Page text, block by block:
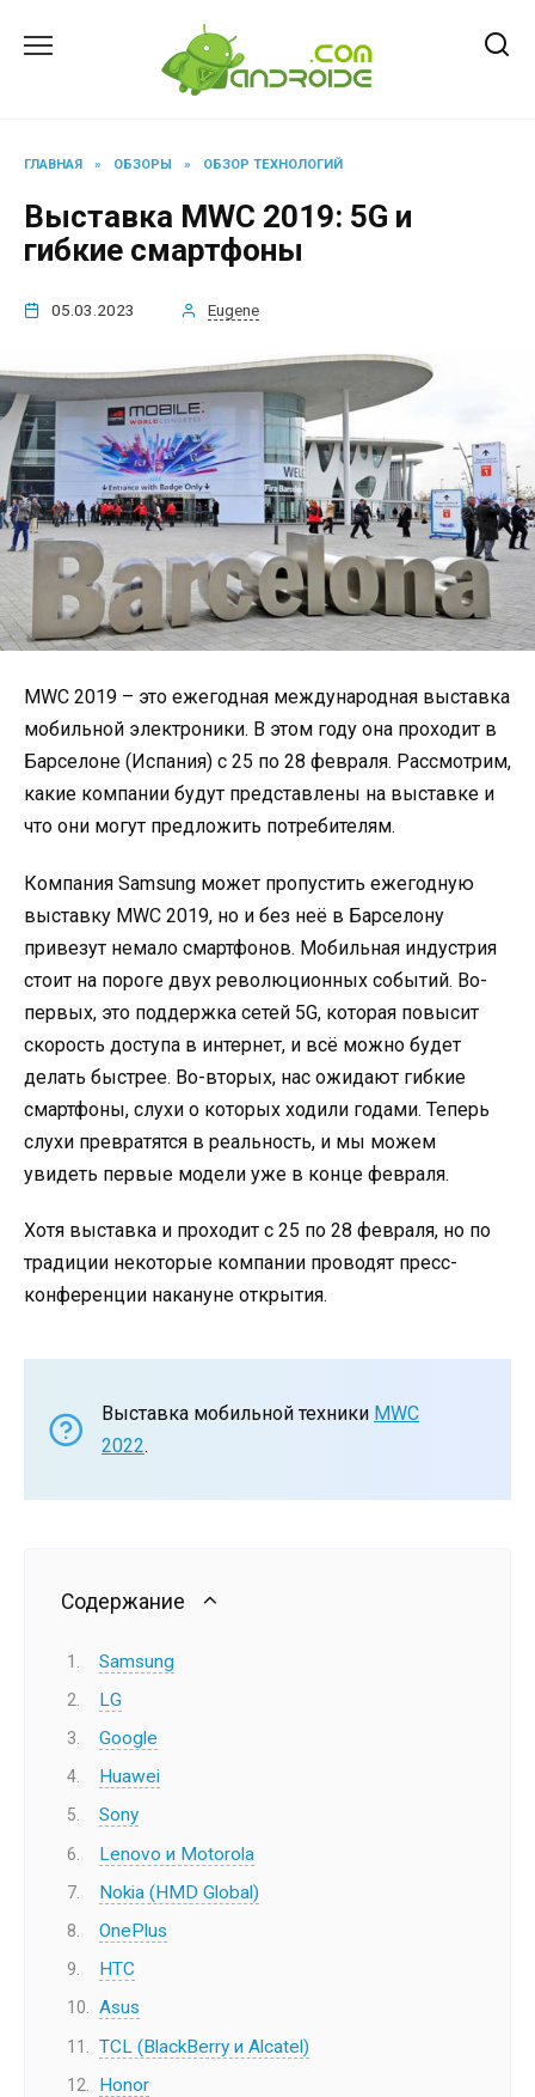
ГЛАВНАЯ » ОБЗОРЫ » ОБЗОР ТЕХНОЛОГИЙ
Выставка MWC 2019: 5G и
гибкие смартфоны
05.03.2023 Eugene
MWC 2019 – это ежегодная международная выставка
мобильной электроники. В этом году она проходит в
Барселоне (Испания) с 25 по 28 февраля. Рассмотрим,
какие компании будут представлены на выставке и
что они могут предложить потребителям.
Компания Samsung может пропустить ежегодную
выставку MWC 2019, но и без неё в Барселону
привезут немало смартфонов. Мобильная индустрия
стоит на пороге двух революционных событий. Во-
первых, это поддержка сетей 5G, которая повысит
скорость доступа в интернет, и всё можно будет
делать быстрее. Во-вторых, нас ожидают гибкие
смартфоны, слухи о которых ходили годами. Теперь
слухи превратятся в реальность, и мы можем
увидеть первые модели уже в конце февраля.
Хотя выставка и проходит с 25 по 28 февраля, но по
традиции некоторые компании проводят пресс-
конференции накануне открытия.
Выставка мобильной техники MWC
2022.
Содержание
Samsung
LG
Google
Huawei
Sony
Lenovo и Motorola
Nokia (HMD Global)
OnePlus
HTC
Asus
TCL (BlackBerry и Alcatel)
Honor